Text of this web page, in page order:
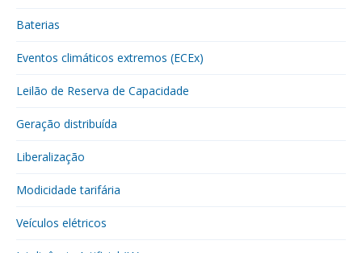
Baterias
Eventos climáticos extremos (ECEx)
Leilão de Reserva de Capacidade
Geração distribuída
Liberalização
Modicidade tarifária
Veículos elétricos